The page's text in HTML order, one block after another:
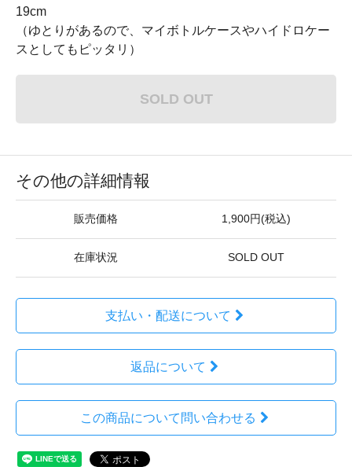
19cm
（ゆとりがあるので、マイボトルケースやハイドロケー
スとしてもピッタリ）
SOLD OUT
その他の詳細情報
販売価格 1,900円(税込)
在庫状況 SOLD OUT
支払い・配送について
返品について
この商品について問い合わせる